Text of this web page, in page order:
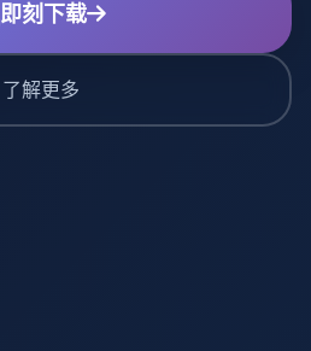
即刻下载
了解更多